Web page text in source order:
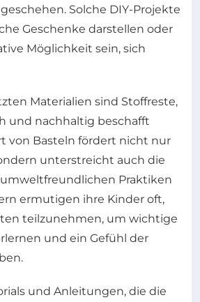
Solche DIY-Projekte
Geschenke darstellen oder
Möglichkeit sein, sich
Materialien sind Stoffreste,
und nachhaltig beschafft
von Basteln fördert nicht nur
unterstreicht auch die
Praktiken
ermutigen ihre Kinder oft,
teilzunehmen, um wichtige
und ein Gefühl der
und Anleitungen, die die